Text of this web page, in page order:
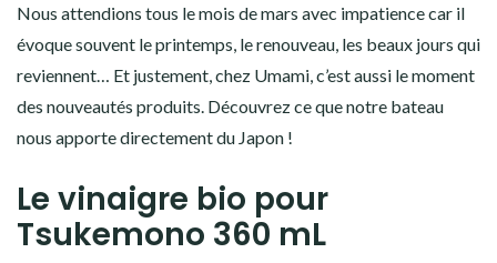
Nous attendions tous le mois de mars avec impatience car il
évoque souvent le printemps, le renouveau, les beaux jours qui
reviennent… Et justement, chez Umami, c’est aussi le moment
des nouveautés produits. Découvrez ce que notre bateau
nous apporte directement du Japon !
Le vinaigre bio pour
Tsukemono 360 mL